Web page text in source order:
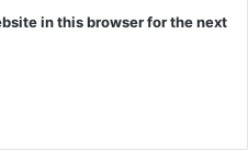
in this browser for the next